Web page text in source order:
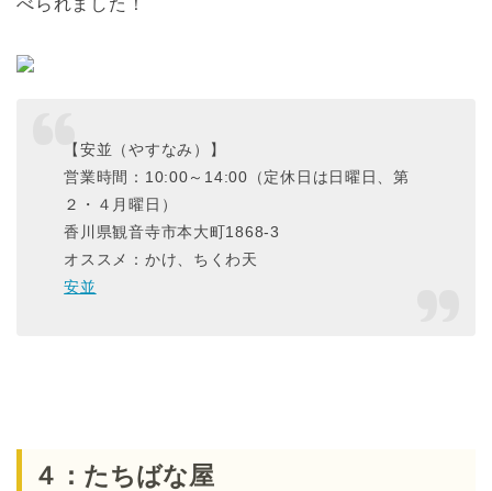
【安並（やすなみ）】
営業時間：10:00～14:00（定休日は日曜日、第
２・４月曜日）
香川県観音寺市本大町1868-3
オススメ：かけ、ちくわ天
安並
４：たちばな屋